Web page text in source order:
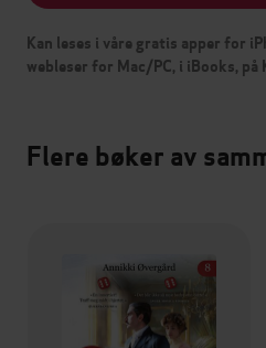
Kan leses i våre gratis apper for
webleser for Mac/PC, i iBooks, på
Flere bøker av